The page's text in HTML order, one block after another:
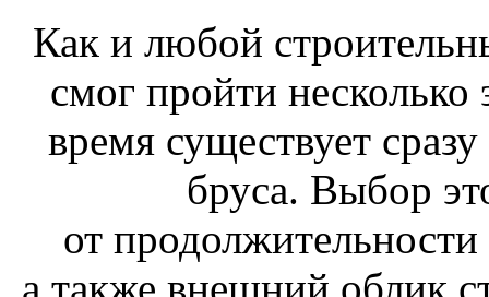
Как и любой
смог пройти несколько
время существует
бруса. Выбор
от продолжительности
а также внешний облик